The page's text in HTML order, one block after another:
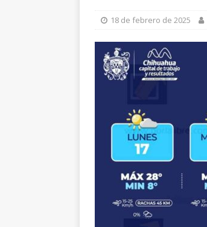
[ 6 de
norte
[ 6 de
18 de febrero de 2025